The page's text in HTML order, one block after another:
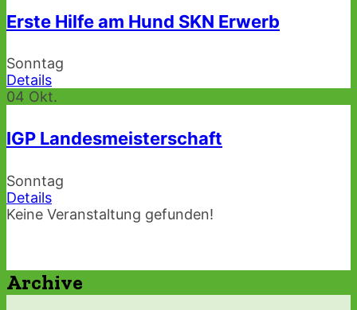
Erste Hilfe am Hund SKN Erwerb
Sonntag
Details
04 Okt.
IGP Landesmeisterschaft
Sonntag
Details
Keine Veranstaltung gefunden!
Archive